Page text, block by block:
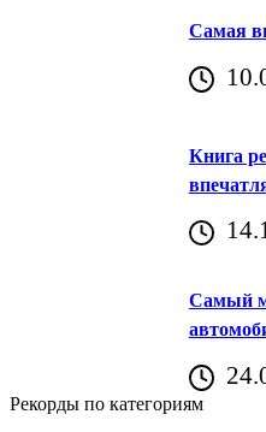
Самая
Книга
Самый
Рекорды по категориям